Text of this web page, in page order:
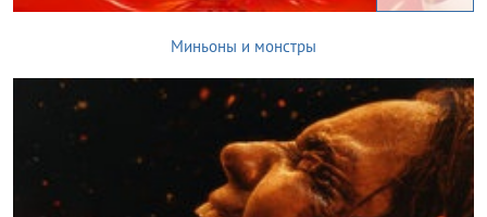
Миньоны и монстры